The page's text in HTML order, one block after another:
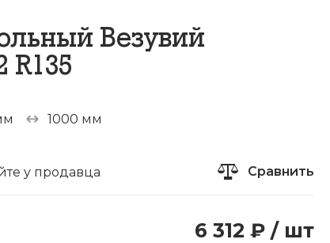
Везувий
R135
1000 мм
у продавца Сравнить
6 312 ₽ / шт